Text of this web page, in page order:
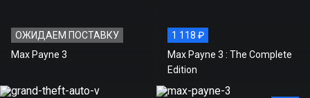
ОЖИДАЕМ ПОСТАВКУ
Max Payne 3
1 118 ₽
Max Payne 3 : The Complete
Edition